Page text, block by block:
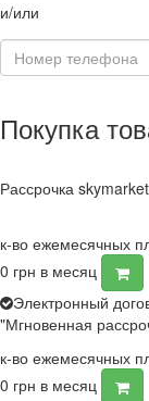
и/или
Покупка
Рассрочка
к-во ежемесячных
0 грн в месяц
Электронный
"Мгновенная
к-во ежемесячных
0 грн в месяц